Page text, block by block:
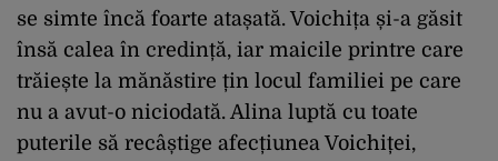
se simte încă foarte atașată. Voichița și-a găsit
însă calea în credință, iar maicile printre care
trăiește la mănăstire țin locul familiei pe care
nu a avut-o niciodată. Alina luptă cu toate
puterile să recâștige afecțiunea Voichiței,